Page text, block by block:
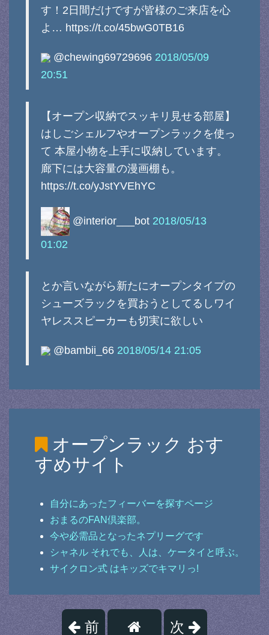
す！2日間だけですが皆様のご来店を心
よ… https://t.co/45bwG0TB16
@chewing69729696 2018/05/09
20:51
【オープン収納でスッキリ見せる部屋】
はしごシェルフやオープンラックを使っ
て 本屋小物を上手に収納しています。
廊下には大容量の漫画棚も。
https://t.co/yJstYVEhYC
@interior___bot 2018/05/13
01:02
とか言いながら新たにオープンタイプの
シューズラックを買おうとしてるしワイ
ヤレススピーカーも切実に欲しい
@bambii_66 2018/05/14 21:05
オープンラック おす
すめサイト
自分にあったフィーバーを探すページ
おまるのFAN倶楽部。
今や必需品となったネプリーグです
シャネル それでも、人は、ケータイと呼ぶ。
サイクロン式 はキッズでキマリっ!
前 次